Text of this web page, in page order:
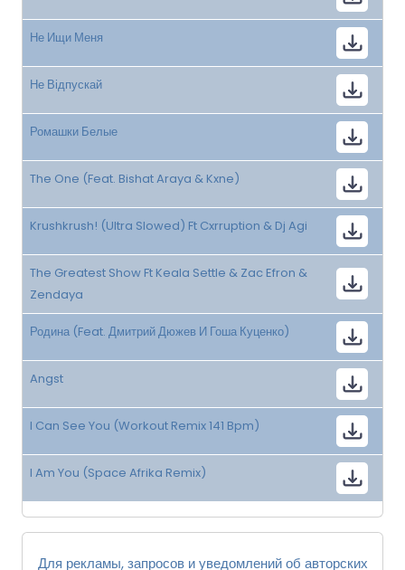
Не Ищи Меня
Не Відпускай
Ромашки Белые
The One (Feat. Bishat Araya & Kxne)
Krushkrush! (Ultra Slowed) Ft Cxrruption & Dj Agi
The Greatest Show Ft Keala Settle & Zac Efron &
Zendaya
Родина (Feat. Дмитрий Дюжев И Гоша Куценко)
Angst
I Can See You (Workout Remix 141 Bpm)
I Am You (Space Afrika Remix)
Для рекламы, запросов и уведомлений об авторских